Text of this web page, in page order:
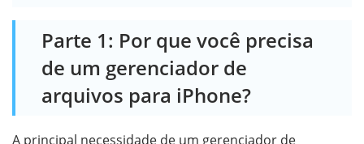
Parte 1: Por que você precisa
de um gerenciador de
arquivos para iPhone?
A principal necessidade de um gerenciador de